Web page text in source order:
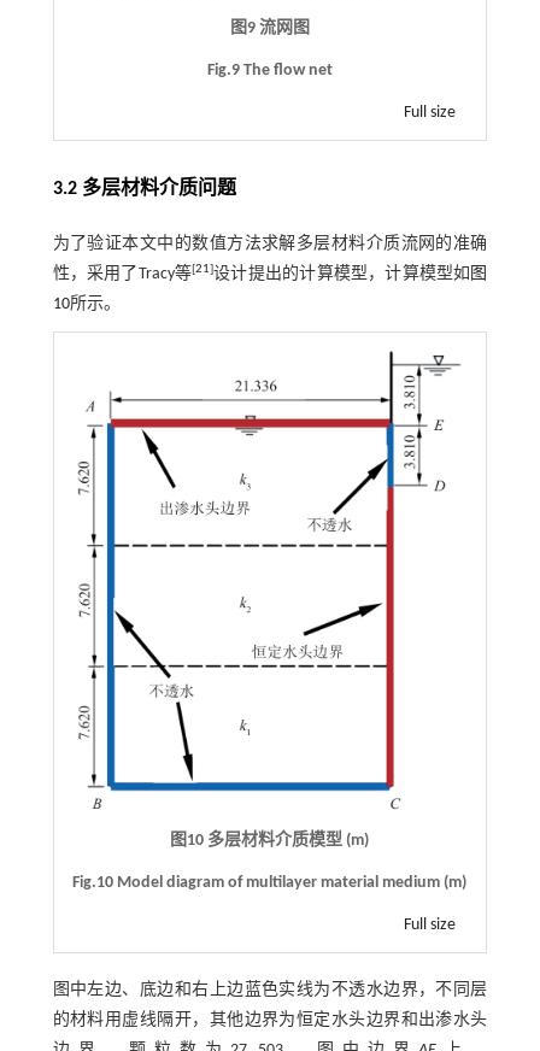
图9 流网图
Fig.9 The flow net
Full size
3.2 多层材料介质问题
为了验证本文中的数值方法求解多层材料介质流网的准确
性，采用了Tracy等[21]设计提出的计算模型，计算模型如 图
10所示。
图10 多层材料介质模型 (m)
Fig.10 Model diagram of multilayer material medium (m)
Full size
图中左边、底边和右上边蓝色实线为不透水边界，不同层
的材料用虚线隔开，其他边界为恒定水头边界和出渗水头